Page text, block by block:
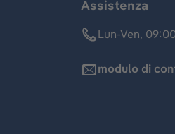
Assistenza
Lun-Ven,
modulo di